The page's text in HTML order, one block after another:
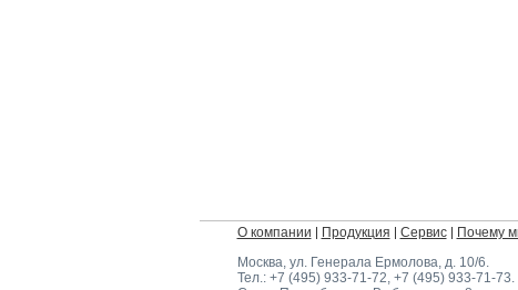
О компании Продукция Сервис Почему
Москва, ул. Генерала Ермолова, д. 10/6.
Тел.: +7 (495) 933-71-72, +7 (495) 933-71-73